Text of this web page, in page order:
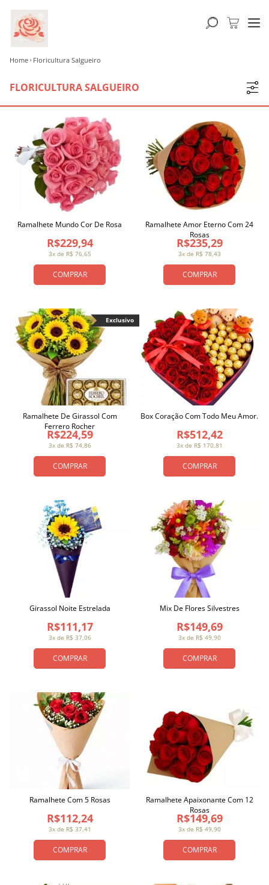
Home Floricultura Salgueiro
FLORICULTURA SALGUEIRO
COMPRAR
3x de R$ 76,65
R$229,94
Ramalhete Mundo Cor De Rosa
COMPRAR
3x de R$ 78,43
R$235,29
Ramalhete Amor Eterno Com 24
Rosas
COMPRAR
3x de R$ 74,86
R$224,59
Ramalhete De Girassol Com
Ferrero Rocher
Exclusivo
COMPRAR
3x de R$ 170,81
R$512,42
Box Coração Com Todo Meu Amor.
COMPRAR
3x de R$ 37,06
R$111,17
Girassol Noite Estrelada
COMPRAR
3x de R$ 49,90
R$149,69
Mix De Flores Silvestres
COMPRAR
3x de R$ 37,41
R$112,24
Ramalhete Com 5 Rosas
COMPRAR
3x de R$ 49,90
R$149,69
Ramalhete Apaixonante Com 12
Rosas